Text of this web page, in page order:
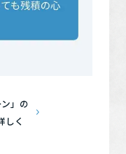
」の
しく